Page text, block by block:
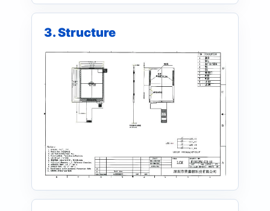
3. Structure